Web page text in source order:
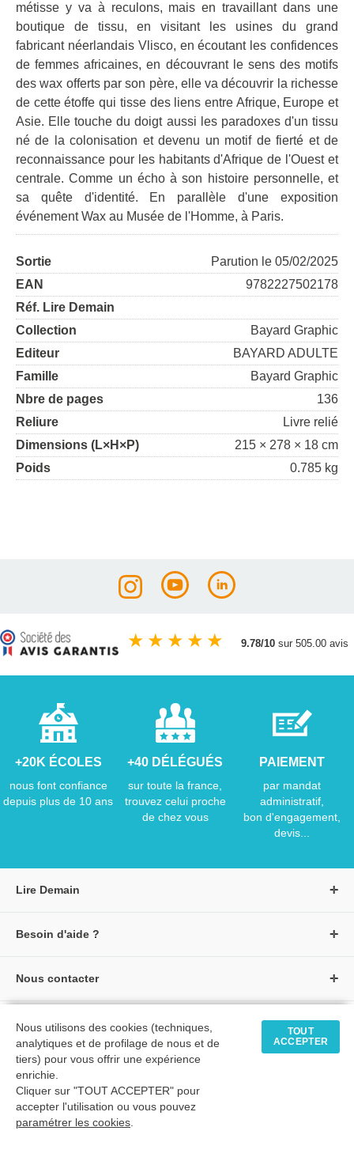
métisse y va à reculons, mais en travaillant dans une
boutique de tissu, en visitant les usines du grand
fabricant néerlandais Vlisco, en écoutant les confidences
de femmes africaines, en découvrant le sens des motifs
des wax offerts par son père, elle va découvrir la richesse
de cette étoffe qui tisse des liens entre Afrique, Europe et
Asie. Elle touche du doigt aussi les paradoxes d'un tissu
né de la colonisation et devenu un motif de fierté et de
reconnaissance pour les habitants d'Afrique de l'Ouest et
centrale. Comme un écho à son histoire personnelle, et
sa quête d'identité. En parallèle d'une exposition
événement Wax au Musée de l'Homme, à Paris.
Sortie
Parution le 05/02/2025
EAN
9782227502178
Réf. Lire Demain
Collection
Bayard Graphic
Editeur
BAYARD ADULTE
Famille
Bayard Graphic
Nbre de pages
136
Reliure
Livre relié
Dimensions (L×H×P)
215 × 278 × 18 cm
Poids
0.785 kg
★ ★ ★ ★ ★ 9.78/10 sur 505.00 avis
+20K ÉCOLES
nous font confiance
depuis plus de 10 ans
+40 DÉLÉGUÉS
sur toute la france,
trouvez celui proche
de chez vous
PAIEMENT
par mandat
administratif,
bon d'engagement,
devis...
Lire Demain
Créer un compte
★ Avis clients vérifiés
Besoin d'aide ?
Livraisons et retours
Tarifs négociés
Comment passer commande
Mon compte
Nous contacter
Formulaire de contact
Siège social
Tous nos livres
Livres petite enfance
Livres maternelle
Livres élémentaire
Livres collège
© 2026 - LIRE DEMAIN
C.G.U | C.G.V | Plan du site
Nous utilisons des cookies (techniques,
analytiques et de profilage de nous et de
tiers) pour vous offrir une expérience
enrichie.
Cliquer sur "TOUT ACCEPTER" pour
accepter l'utilisation ou vous pouvez
paramétrer les cookies.
TOUT
ACCEPTER